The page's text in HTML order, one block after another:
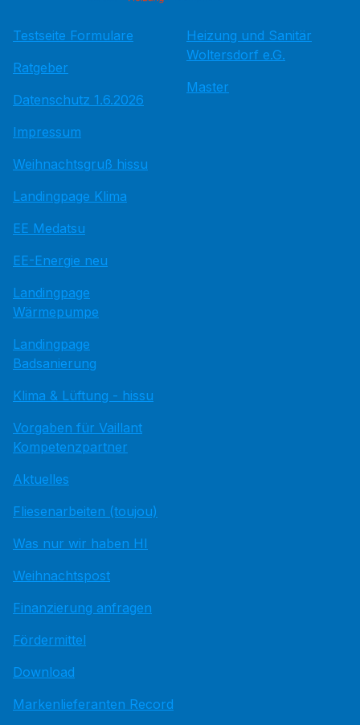
Testseite Formulare
Ratgeber
Datenschutz 1.6.2026
Impressum
Weihnachtsgruß hissu
Landingpage Klima
EE Medatsu
EE-Energie neu
Landingpage
Wärmepumpe
Landingpage
Badsanierung
Klima & Lüftung - hissu
Vorgaben für Vaillant
Kompetenzpartner
Aktuelles
Fliesenarbeiten (toujou)
Was nur wir haben HI
Weihnachtspost
Finanzierung anfragen
Fördermittel
Download
Markenlieferanten Record
Heizung und Sanitär
Woltersdorf e.G.
Master